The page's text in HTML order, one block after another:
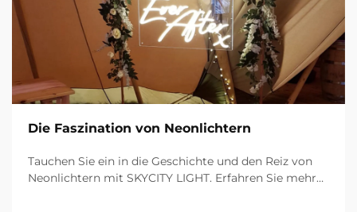
Die Faszination von Neonlichtern
Tauchen Sie ein in die Geschichte und den Reiz von
Neonlichtern mit SKYCITY LIGHT. Erfahren Sie mehr